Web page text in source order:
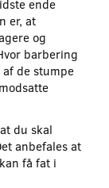
ende
er, at
og
barbering
de stumpe
du skal
anbefales at
få fat i